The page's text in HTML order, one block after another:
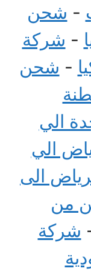
- شحن
- شركة
- شحن
الي
الي
الى
من
شركة